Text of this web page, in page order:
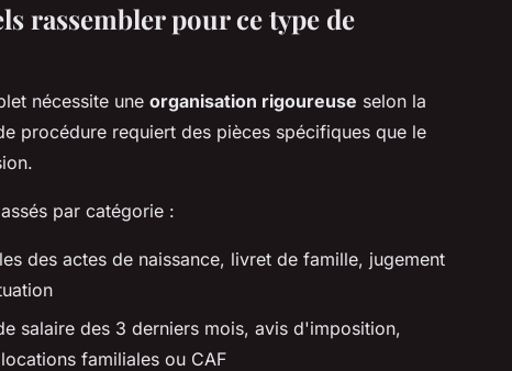
rassembler pour ce type de
nécessite une organisation rigoureuse selon la
procédure requiert des pièces spécifiques que le
par catégorie :
des actes de naissance, livret de famille, jugement
salaire des 3 derniers mois, avis d'imposition,
familiales ou CAF